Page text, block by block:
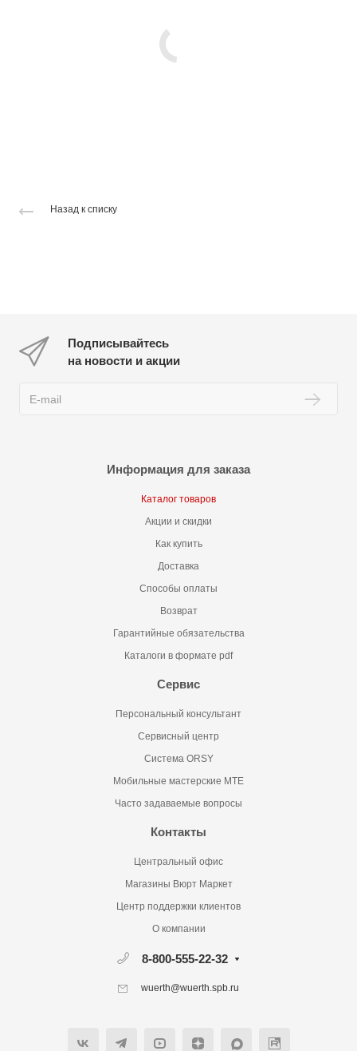
Назад к списку
Подписывайтесь
на новости и акции
Информация для заказа
Каталог товаров
Акции и скидки
Как купить
Доставка
Способы оплаты
Возврат
Гарантийные обязательства
Каталоги в формате pdf
Сервис
Персональный консультант
Сервисный центр
Система ORSY
Мобильные мастерские MTE
Часто задаваемые вопросы
Контакты
Центральный офис
Магазины Вюрт Маркет
Центр поддержки клиентов
О компании
8-800-555-22-32
wuerth@wuerth.spb.ru